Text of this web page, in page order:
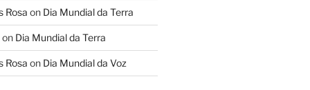
Rosa on Dia Mundial da Terra
on Dia Mundial da Terra
Rosa on Dia Mundial da Voz